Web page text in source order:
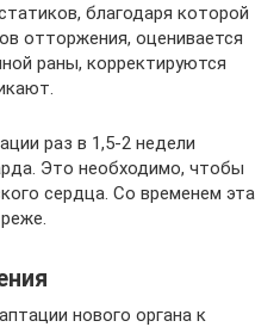
благодаря которой
отторжения, оценивается
раны, корректируются
раз в 1,5-2 недели
Это необходимо, чтобы
сердца. Со временем эта
нового органа к